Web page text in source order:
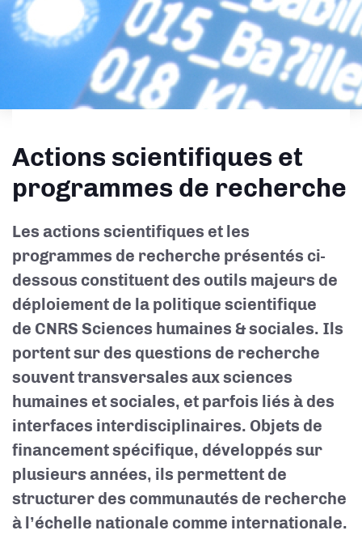
Actions scientifiques et
programmes de recherche
Les actions scientifiques et les
programmes de recherche présentés ci-
dessous constituent des outils majeurs de
déploiement de la politique scientifique
de CNRS Sciences humaines & sociales. Ils
portent sur des questions de recherche
souvent transversales aux sciences
humaines et sociales, et parfois liés à des
interfaces interdisciplinaires. Objets de
financement spécifique, développés sur
plusieurs années, ils permettent de
structurer des communautés de recherche
à l’échelle nationale comme internationale.